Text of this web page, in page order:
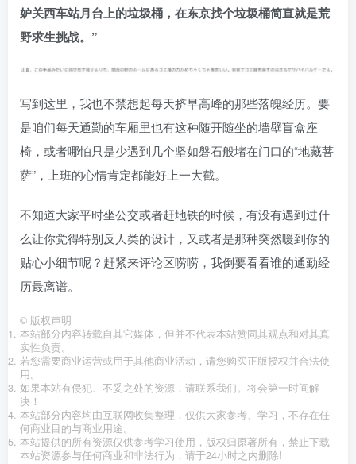
妒关西车站月台上的垃圾桶，在东京找个垃圾桶简直就是荒
野求生挑战。”
写到这里，我也不禁想起每天挤早高峰的那些落魄经历。要
是咱们每天通勤的车厢里也有这种随开随坐的墙壁盲盒座
椅，或者哪怕只是少遇到几个坚如磐石般堵在门口的“地藏菩
萨”，上班的心情肯定都能好上一大截。
不知道大家平时坐公交或者赶地铁的时候，有没有遇到过什
么让你觉得特别反人类的设计，又或者是那种突然暖到你的
贴心小细节呢？赶紧来评论区唠唠，我倒要看看谁的通勤经
历最离谱。
© 版权声明
本站部分内容转载自其它媒体，但并不代表本站赞同其观点和对其真
实性负责。
若您需要商业运营或用于其他商业活动，请您购买正版授权并合法使
用。
如果本站有侵犯、不妥之处的资源，请联系我们。将会第一时间解
决！
本站部分内容均由互联网收集整理，仅供大家参考、学习，不存在任
何商业目的与商业用途。
本站提供的所有资源仅供参考学习使用，版权归原著所有，禁止下载
本站资源参与任何商业和非法行为，请于24小时之内删除!